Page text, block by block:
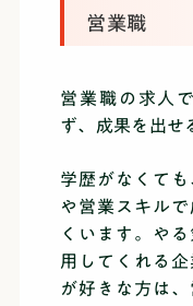
営業職
営業職の求人
ず、成果を出せ
学歴がなくて
や営業スキル
くいます。や
用してくれる
が好きな方は